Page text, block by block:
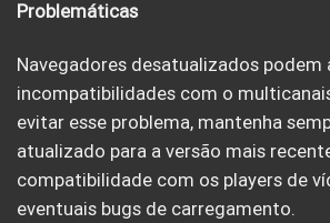
Problemáticas
Navegadores desatualizados podem
incompatibilidades com o
evitar esse problema, mantenha
atualizado para a versão mais
compatibilidade com os players de
eventuais bugs de carregamento.